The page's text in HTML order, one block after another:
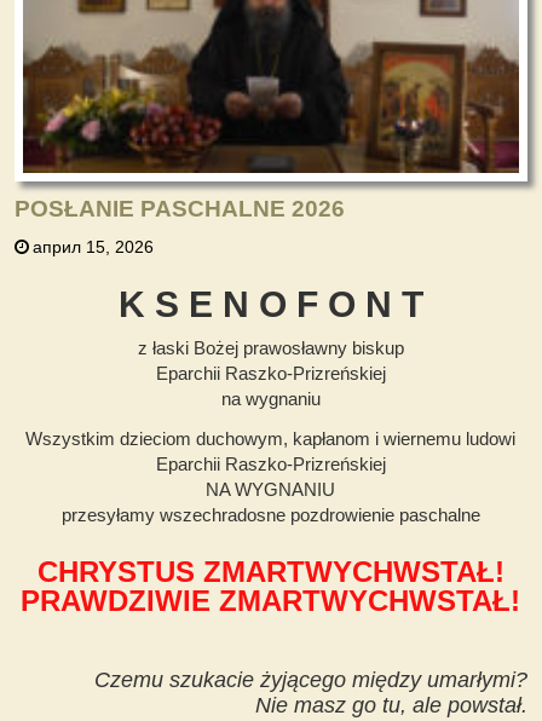
POSŁANIE PASCHALNE 2026
април 15, 2026
K S E N O F O N T
z łaski Bożej prawosławny biskup
Eparchii Raszko-Prizreńskiej
na wygnaniu
Wszystkim dzieciom duchowym, kapłanom i wiernemu ludowi
Eparchii Raszko-Prizreńskiej
NA WYGNANIU
przesyłamy wszechradosne pozdrowienie paschalne
CHRYSTUS ZMARTWYCHWSTAŁ!
PRAWDZIWIE ZMARTWYCHWSTAŁ!
Czemu szukacie żyjącego między umarłymi?
Nie masz go tu, ale powstał.